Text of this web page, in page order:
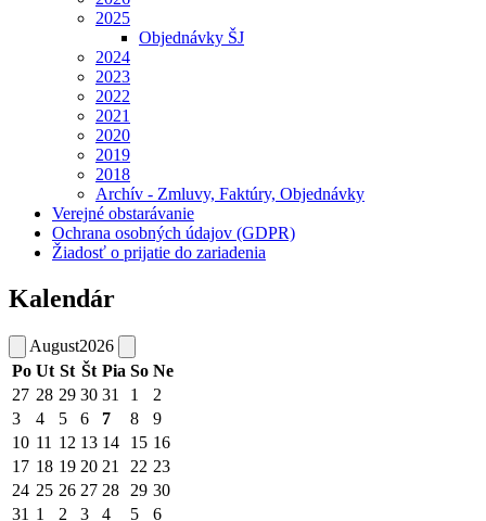
2025
Objednávky ŠJ
2024
2023
2022
2021
2020
2019
2018
Archív - Zmluvy, Faktúry, Objednávky
Verejné obstarávanie
Ochrana osobných údajov (GDPR)
Žiadosť o prijatie do zariadenia
Kalendár
August2026
Po Ut St Št Pia So Ne
27 28 29 30 31 1
2
3
4 5 6 7 8
9
10 11 12 13 14 15 16
17 18 19 20 21 22 23
24 25 26 27 28 29 30
31 1 2 3 4 5 6